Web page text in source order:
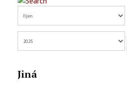
KONTAKTY
EN
Jiná